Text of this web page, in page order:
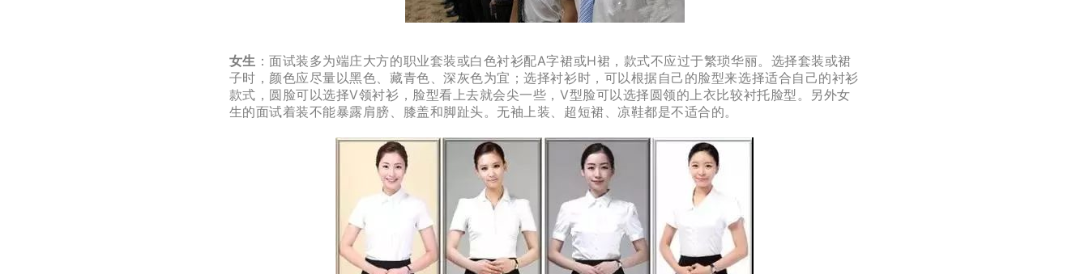
女生 ：面试装多为端庄大方的职业套装或白色衬衫配A字裙或H裙，款式不应过于繁琐华丽。选择套装或裙
子时，颜色应尽量以黑色、藏青色、深灰色为宜；选择衬衫时，可以根据自己的脸型来选择适合自己的衬衫
款式，圆脸可以选择V领衬衫，脸型看上去就会尖一些，V型脸可以选择圆领的上衣比较衬托脸型。另外女
生的面试着装不能暴露肩膀、膝盖和脚趾头。无袖上装、超短裙、凉鞋都是不适合的。